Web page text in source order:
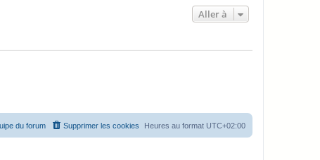
Aller à
Heures au format UTC+02:00
Supprimer les cookies
du forum